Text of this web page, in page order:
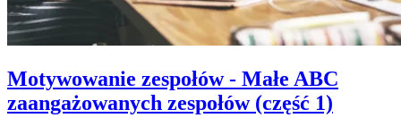
Motywowanie zespołów - Małe ABC
zaangażowanych zespołów (część 1)